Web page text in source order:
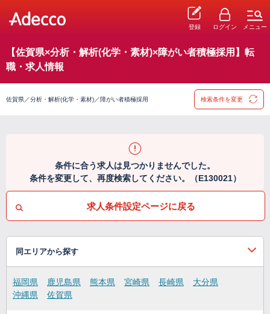
登録 ログイン メニュー
【佐賀県×分析・解析(化学・素材)×障がい者積極採用】転
職・求人情報
佐賀県／分析・解析(化学・素材)／障がい者積極採用 検索条件を変更
条件に合う求人は見つかりませんでした。
条件を変更して、再度検索してください。（E130021）
求人条件設定ページに戻る
同エリアから探す
福岡県 鹿児島県 熊本県 宮崎県 長崎県
大分県
沖縄県
佐賀県